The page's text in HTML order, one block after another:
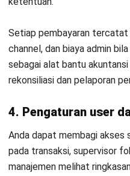
Setiap pembayaran
channel, dan biaya admin
sebagai alat bantu
rekonsiliasi dan pelaporan
4. Pengaturan user
Anda dapat membagi akses
pada transaksi, supervisor
manajemen melihat